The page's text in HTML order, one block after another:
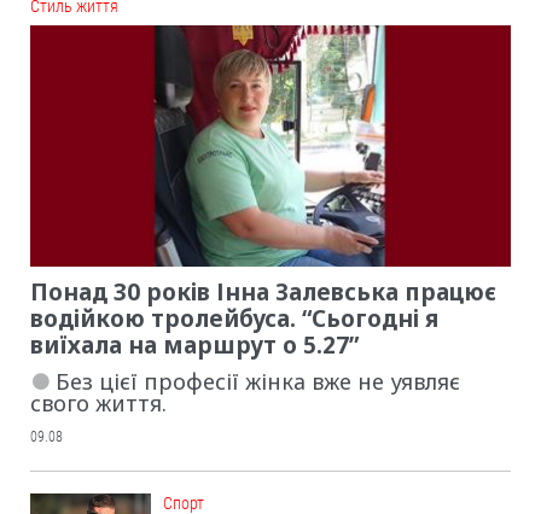
Cтиль життя
Понад 30 років Інна Залевська працює
водійкою тролейбуса. “Сьогодні я
виїхала на маршрут о 5.27”
Без цієї професії жінка вже не уявляє
свого життя.
09.08
Cпорт